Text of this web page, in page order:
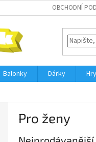
OBCHODNÍ
Balonky Dárky
Pro ženy